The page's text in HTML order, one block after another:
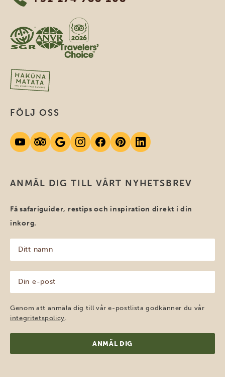
ANMÄL DIG TILL VÅRT NYHETSBREV
Få safariguider, restips och inspiration direkt i din
inkorg.
namn
(Obligatoriskt)
post
(Obligatoriskt)
Genom att anmäla dig till vår e-postlista godkänner du vår
integritetspolicy
FÖLJ OSS